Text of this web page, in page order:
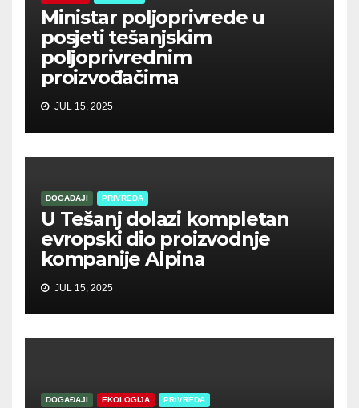
Ministar poljoprivrede u
posjeti tešanjskim
poljoprivrednim
proizvođačima
JUL 15, 2025
DOGAĐAJI PRIVREDA
U Tešanj dolazi kompletan
evropski dio proizvodnje
kompanije Alpina
JUL 15, 2025
DOGAĐAJI EKOLOGIJA PRIVREDA